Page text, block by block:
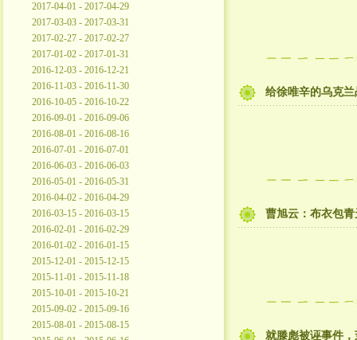
2017-04-01 - 2017-04-29
2017-03-03 - 2017-03-31
2017-02-27 - 2017-02-27
2017-01-02 - 2017-01-31
2016-12-03 - 2016-12-21
2016-11-03 - 2016-11-30
2016-10-05 - 2016-10-22
2016-09-01 - 2016-09-06
2016-08-01 - 2016-08-16
2016-07-01 - 2016-07-01
2016-06-03 - 2016-06-03
2016-05-01 - 2016-05-31
2016-04-02 - 2016-04-29
2016-03-15 - 2016-03-15
2016-02-01 - 2016-02-29
2016-01-02 - 2016-01-15
2015-12-01 - 2015-12-15
2015-11-01 - 2015-11-18
2015-10-01 - 2015-10-21
2015-09-02 - 2015-09-16
2015-08-01 - 2015-08-15
给徐唯辛的乌克
曹旭云：布衣包
就滕彪被诬事件